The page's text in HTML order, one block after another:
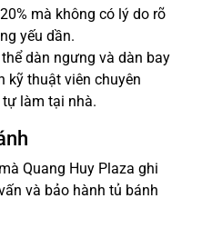
mà không có lý do rõ
yếu dần.
dàn ngưng và dàn bay
kỹ thuật viên chuyên
làm tại nhà.
Quang Huy Plaza ghi
và bảo hành tủ bánh